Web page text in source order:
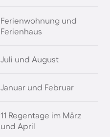
Ferienwohnung und
Ferienhaus
Juli und August
Januar und Februar
11 Regentage im März
und April